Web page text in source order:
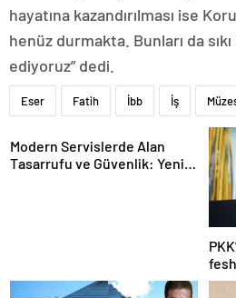
hayatına kazandırılması ise
henüz durmakta. Bunları da
ediyoruz” dedi.
Eser Fatih İbb İş
Modern Servislerde Alan
Tasarrufu ve Güvenlik: Yeni
İlk